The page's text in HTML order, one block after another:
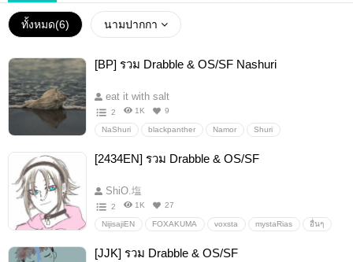
ทั้งหมด(6) นามปากกา
[BP] รวม Drabble & OS/SF Nashuri
eat it with salt
2 1K 9
NaShuri blackpanther Namor Shuri
[2434EN] รวม Drabble & OS/SF
ShiO.塩
2 1K 27
NijisajiEN FOXAKUMA voxsta mystaRias อื่นๆ
[JJK] รวม Drabble & OS/SF